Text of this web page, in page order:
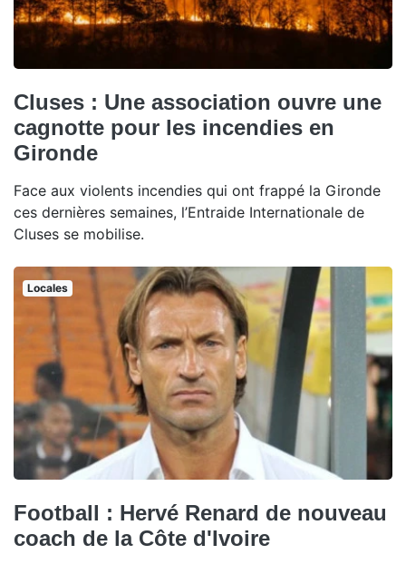
Cluses : Une association ouvre une
cagnotte pour les incendies en
Gironde
Face aux violents incendies qui ont frappé la Gironde
ces dernières semaines, l’Entraide Internationale de
Cluses se mobilise.
Locales
Football : Hervé Renard de nouveau
coach de la Côte d'Ivoire